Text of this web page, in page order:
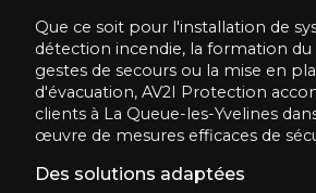
Que ce soit pour l'installation de
détection incendie, la formation
gestes de secours ou la mise en
d'évacuation, AV2I Protection
clients à La Queue-les-Yvelines
œuvre de mesures efficaces de
Des solutions adaptées